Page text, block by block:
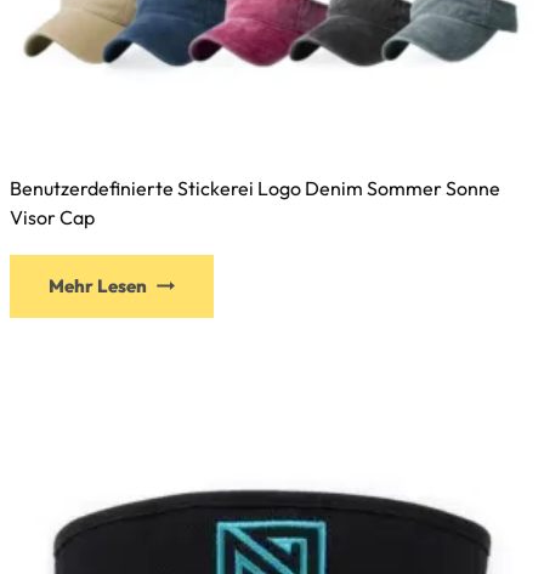
Benutzerdefinierte Stickerei Logo Denim Sommer Sonne
Visor Cap
Mehr Lesen